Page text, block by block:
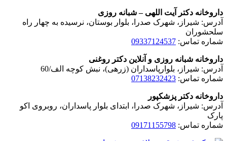
داروخانه دکتر آیت اللهی – شبانه روزی
آدرس: شیراز، شهرک صدرا، بلوار بوستان، نرسیده به چهار راه
سلحشوران
شماره تماس: 09337124537
داروخانه شبانه روزی و آنلاین دکتر روغنی
آدرس: شیراز، بلوارپاسداران (زرهی)، نبش کوچه الف/60
شماره تماس: 07138232423
داروخانه دکتر پزشکپور
آدرس: شیراز، شهرک صدرا، ابتدای بلوار پاسداران، روبروی اکو
پارک
شماره تماس: 09171155798